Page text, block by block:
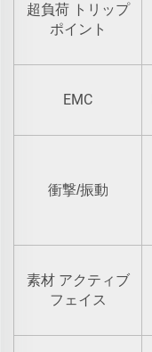
超負荷 トリップ
ポイント
EMC
衝撃/振動
素材 アクティブ
フェイス